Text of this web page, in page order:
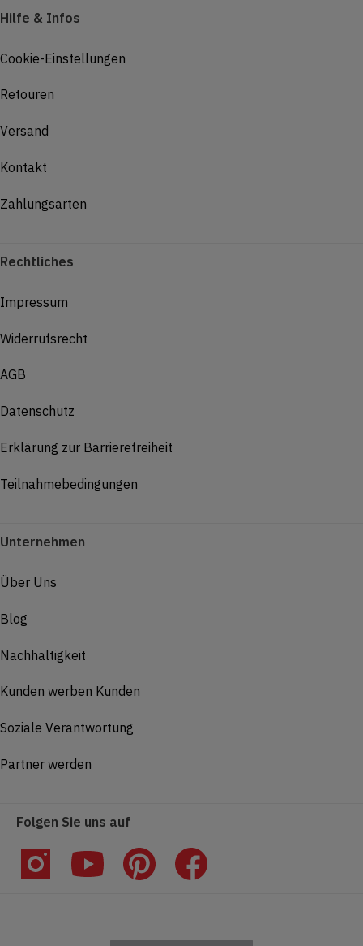
Hilfe & Infos
Cookie-Einstellungen
Retouren
Versand
Kontakt
Zahlungsarten
Rechtliches
Impressum
Widerrufsrecht
AGB
Datenschutz
Erklärung zur Barrierefreiheit
Teilnahmebedingungen
Unternehmen
Über Uns
Blog
Nachhaltigkeit
Kunden werben Kunden
Soziale Verantwortung
Partner werden
Folgen Sie uns auf